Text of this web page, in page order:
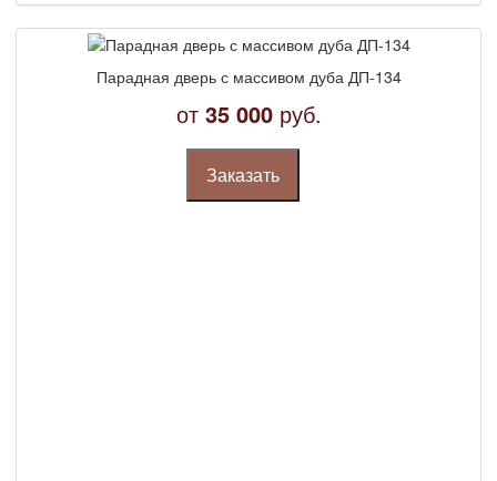
Парадная дверь с массивом дуба ДП-134
от 35 000 руб.
Заказать